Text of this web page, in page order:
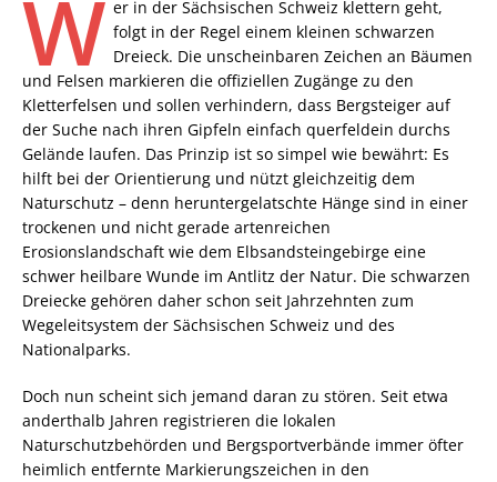
W er in der Sächsischen Schweiz klettern geht,
folgt in der Regel einem kleinen schwarzen
Dreieck. Die unscheinbaren Zeichen an Bäumen
und Felsen markieren die offiziellen Zugänge zu den
Kletterfelsen und sollen verhindern, dass Bergsteiger auf
der Suche nach ihren Gipfeln einfach querfeldein durchs
Gelände laufen. Das Prinzip ist so simpel wie bewährt: Es
hilft bei der Orientierung und nützt gleichzeitig dem
Naturschutz – denn heruntergelatschte Hänge sind in einer
trockenen und nicht gerade artenreichen
Erosionslandschaft wie dem Elbsandsteingebirge eine
schwer heilbare Wunde im Antlitz der Natur. Die schwarzen
Dreiecke gehören daher schon seit Jahrzehnten zum
Wegeleitsystem der Sächsischen Schweiz und des
Nationalparks.
Doch nun scheint sich jemand daran zu stören. Seit etwa
anderthalb Jahren registrieren die lokalen
Naturschutzbehörden und Bergsportverbände immer öfter
heimlich entfernte Markierungszeichen in den